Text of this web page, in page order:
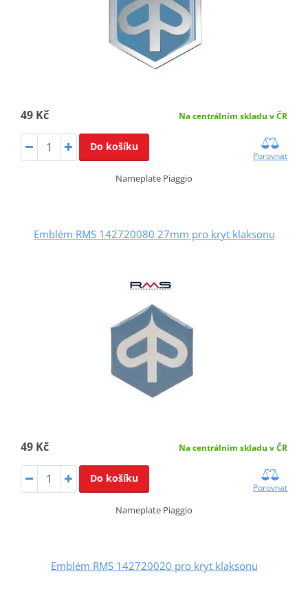
49 Kč Na centrálním skladu v ČR
Do košíku
Porovnat
Nameplate Piaggio
Emblém RMS 142720080 27mm pro kryt klaksonu
49 Kč Na centrálním skladu v ČR
Do košíku
Porovnat
Nameplate Piaggio
Emblém RMS 142720020 pro kryt klaksonu